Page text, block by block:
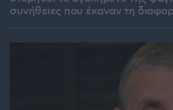
συνήθειες που έκαναν τη